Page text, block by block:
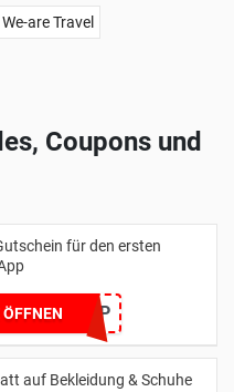
We-are Travel
Coupons und
für den ersten
ÖFFNENMYAPP
auf Bekleidung & Schuhe